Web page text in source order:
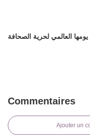
Commentaires
Ajouter un